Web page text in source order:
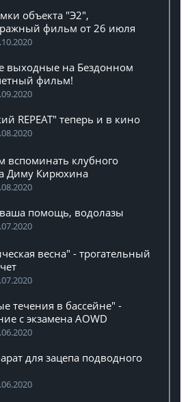
объекта "Э2",
фильм от 26 июля
выходные на Бездонном
фильм!
REPEAT" теперь и в кино
вспоминать клубного
Диму Кирюхина
помощь, водолазы
весна" - трогательный
течения в бассейне" -
с экзамена AOWD
для зацепа подводного